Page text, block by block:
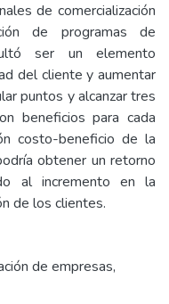
de comercialización
de programas de
ser un elemento
del cliente y aumentar
puntos y alcanzar tres
beneficios para cada
costo-beneficio de la
obtener un retorno
al incremento en la
de los clientes.
de empresas,